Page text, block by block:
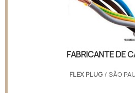
FABRICANTE DE
FLEX PLUG / SÃO